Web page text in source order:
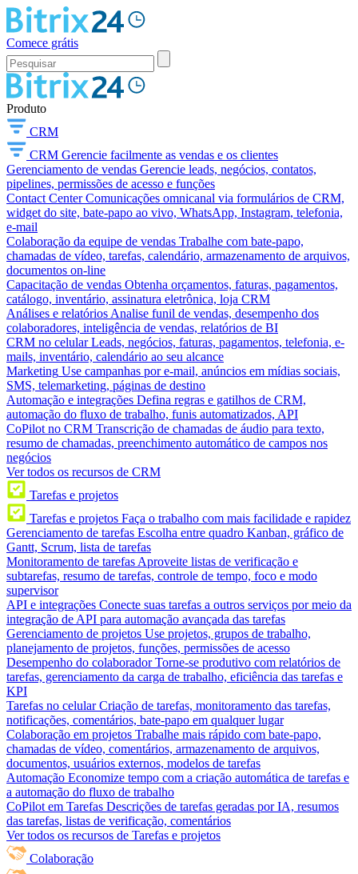
Comece grátis
Produto
CRM
CRM Gerencie facilmente as vendas e os clientes
Gerenciamento de vendas Gerencie leads, negócios, contatos,
pipelines, permissões de acesso e funções
Contact Center Comunicações omnicanal via formulários de CRM,
widget do site, bate-papo ao vivo, WhatsApp, Instagram, telefonia,
e-mail
Colaboração da equipe de vendas Trabalhe com bate-papo,
chamadas de vídeo, tarefas, calendário, armazenamento de arquivos,
documentos on-line
Capacitação de vendas Obtenha orçamentos, faturas, pagamentos,
catálogo, inventário, assinatura eletrônica, loja CRM
Análises e relatórios Analise funil de vendas, desempenho dos
colaboradores, inteligência de vendas, relatórios de BI
CRM no celular Leads, negócios, faturas, pagamentos, telefonia, e-
mails, inventário, calendário ao seu alcance
Marketing Use campanhas por e-mail, anúncios em mídias sociais,
SMS, telemarketing, páginas de destino
Automação e integrações Defina regras e gatilhos de CRM,
automação do fluxo de trabalho, funis automatizados, API
CoPilot no CRM Transcrição de chamadas de áudio para texto,
resumo de chamadas, preenchimento automático de campos nos
negócios
Ver todos os recursos de CRM
Tarefas e projetos
Tarefas e projetos Faça o trabalho com mais facilidade e rapidez
Gerenciamento de tarefas Escolha entre quadro Kanban, gráfico de
Gantt, Scrum, lista de tarefas
Monitoramento de tarefas Aproveite listas de verificação e
subtarefas, resumo de tarefas, controle de tempo, foco e modo
supervisor
API e integrações Conecte suas tarefas a outros serviços por meio da
integração de API para automação avançada das tarefas
Gerenciamento de projetos Use projetos, grupos de trabalho,
planejamento de projetos, funções, permissões de acesso
Desempenho do colaborador Torne-se produtivo com relatórios de
tarefas, gerenciamento da carga de trabalho, eficiência das tarefas e
KPI
Tarefas no celular Criação de tarefas, monitoramento das tarefas,
notificações, comentários, bate-papo em qualquer lugar
Colaboração em projetos Trabalhe mais rápido com bate-papo,
chamadas de vídeo, comentários, armazenamento de arquivos,
documentos, usuários externos, modelos de tarefas
Automação Economize tempo com a criação automática de tarefas e
a automação do fluxo de trabalho
CoPilot em Tarefas Descrições de tarefas geradas por IA, resumos
das tarefas, listas de verificação, comentários
Ver todos os recursos de Tarefas e projetos
Colaboração